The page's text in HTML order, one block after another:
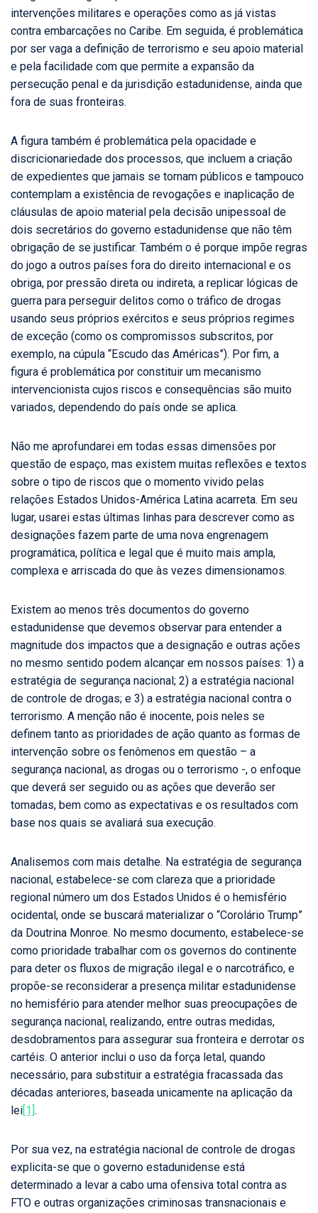
intervenções militares e operações como as já vistas
contra embarcações no Caribe. Em seguida, é problemática
por ser vaga a definição de terrorismo e seu apoio material
e pela facilidade com que permite a expansão da
persecução penal e da jurisdição estadunidense, ainda que
fora de suas fronteiras.
A figura também é problemática pela opacidade e
discricionariedade dos processos, que incluem a criação
de expedientes que jamais se tornam públicos e tampouco
contemplam a existência de revogações e inaplicação de
cláusulas de apoio material pela decisão unipessoal de
dois secretários do governo estadunidense que não têm
obrigação de se justificar. Também o é porque impõe regras
do jogo a outros países fora do direito internacional e os
obriga, por pressão direta ou indireta, a replicar lógicas de
guerra para perseguir delitos como o tráfico de drogas
usando seus próprios exércitos e seus próprios regimes
de exceção (como os compromissos subscritos, por
exemplo, na cúpula “Escudo das Américas”). Por fim, a
figura é problemática por constituir um mecanismo
intervencionista cujos riscos e consequências são muito
variados, dependendo do país onde se aplica.
Não me aprofundarei em todas essas dimensões por
questão de espaço, mas existem muitas reflexões e textos
sobre o tipo de riscos que o momento vivido pelas
relações Estados Unidos-América Latina acarreta. Em seu
lugar, usarei estas últimas linhas para descrever como as
designações fazem parte de uma nova engrenagem
programática, política e legal que é muito mais ampla,
complexa e arriscada do que às vezes dimensionamos.
Existem ao menos três documentos do governo
estadunidense que devemos observar para entender a
magnitude dos impactos que a designação e outras ações
no mesmo sentido podem alcançar em nossos países: 1) a
estratégia de segurança nacional; 2) a estratégia nacional
de controle de drogas; e 3) a estratégia nacional contra o
terrorismo. A menção não é inocente, pois neles se
definem tanto as prioridades de ação quanto as formas de
intervenção sobre os fenômenos em questão – a
segurança nacional, as drogas ou o terrorismo -, o enfoque
que deverá ser seguido ou as ações que deverão ser
tomadas, bem como as expectativas e os resultados com
base nos quais se avaliará sua execução.
Analisemos com mais detalhe. Na estratégia de segurança
nacional, estabelece-se com clareza que a prioridade
regional número um dos Estados Unidos é o hemisfério
ocidental, onde se buscará materializar o “Corolário Trump”
da Doutrina Monroe. No mesmo documento, estabelece-se
como prioridade trabalhar com os governos do continente
para deter os fluxos de migração ilegal e o narcotráfico, e
propõe-se reconsiderar a presença militar estadunidense
no hemisfério para atender melhor suas preocupações de
segurança nacional, realizando, entre outras medidas,
desdobramentos para assegurar sua fronteira e derrotar os
cartéis. O anterior inclui o uso da força letal, quando
necessário, para substituir a estratégia fracassada das
décadas anteriores, baseada unicamente na aplicação da
lei [1] .
Por sua vez, na estratégia nacional de controle de drogas
explicita-se que o governo estadunidense está
determinado a levar a cabo uma ofensiva total contra as
FTO e outras organizações criminosas transnacionais e